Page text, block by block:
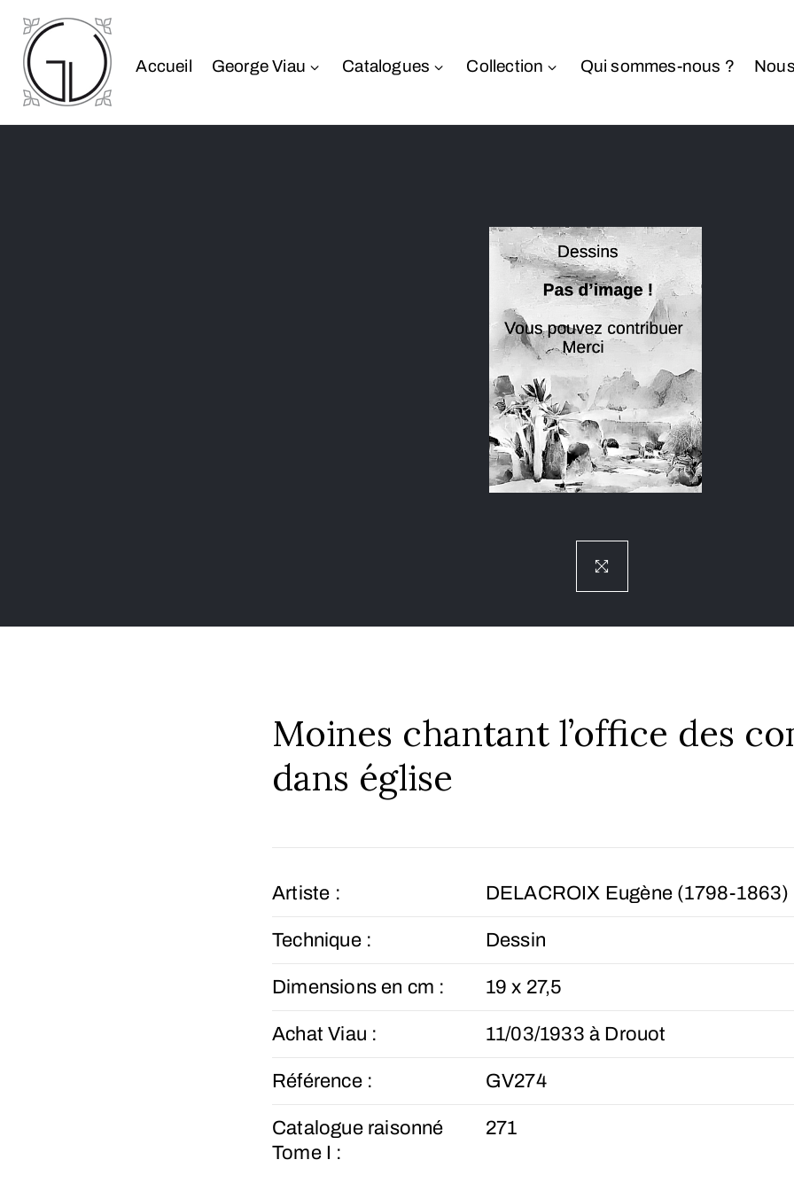
Accueil George Viau Catalogues Collection Qui sommes-nous ?
Moines chantant l’office des
dans église
Artiste : DELACROIX Eugène (1798-1863)
Technique : Dessin
Dimensions en cm : 19 x 27,5
Achat Viau : 11/03/1933 à Drouot
Référence : GV274
Catalogue raisonné
Tome I :
271